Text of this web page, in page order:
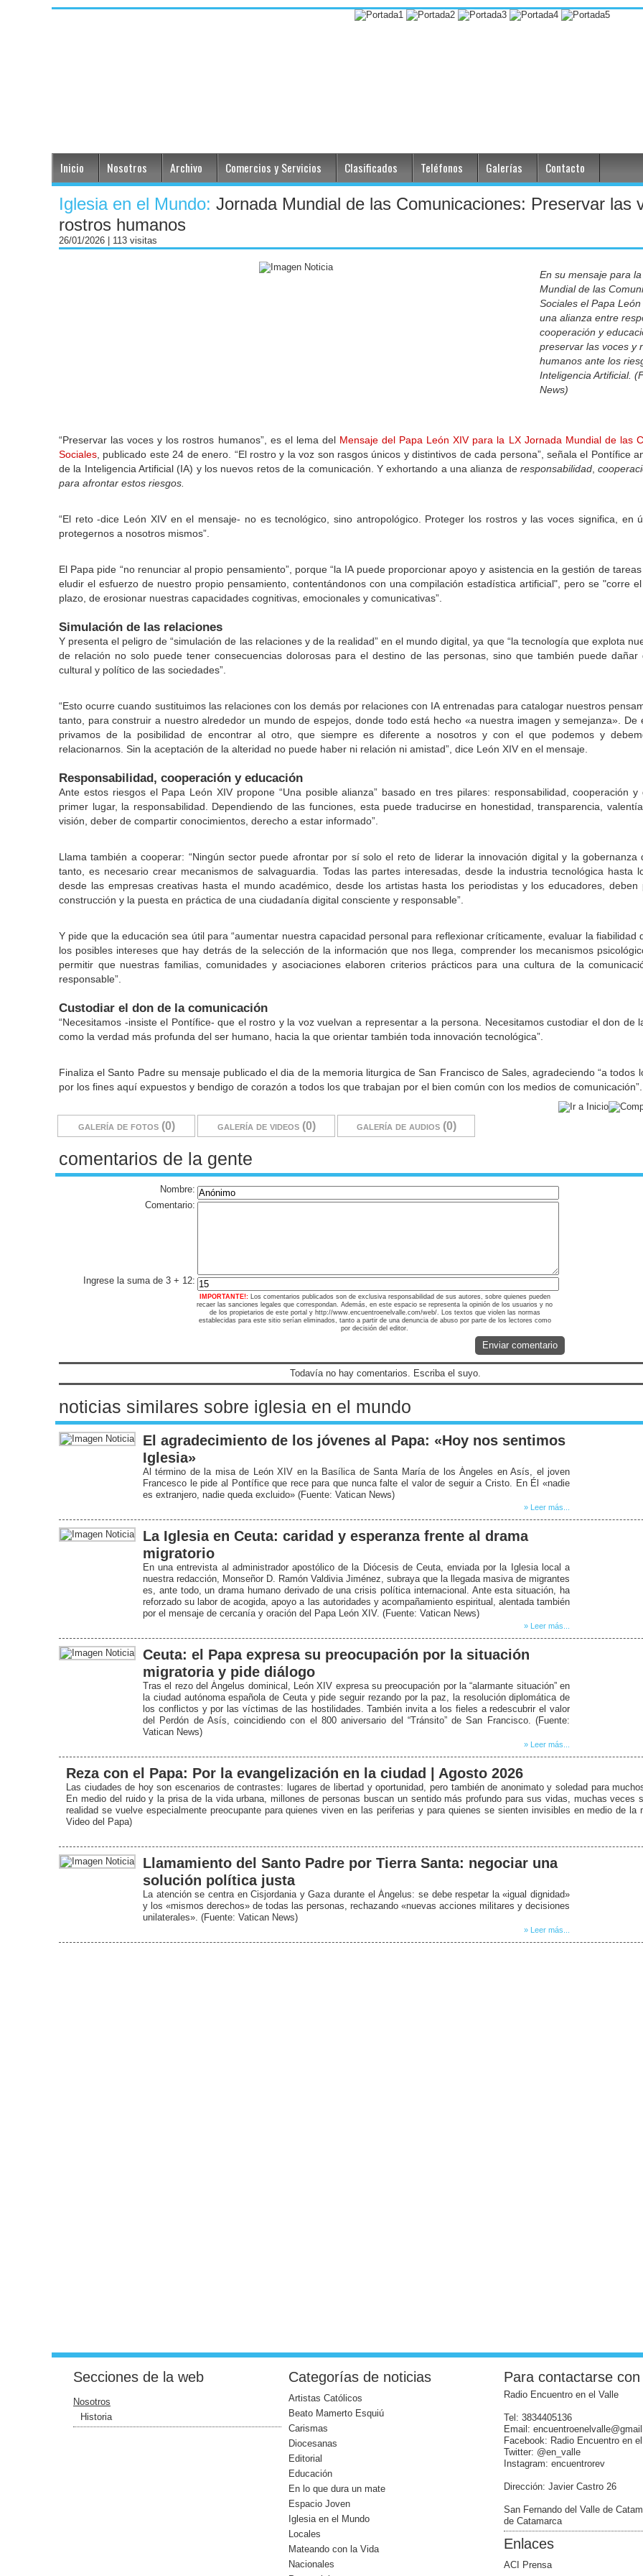
Inicio Nosotros Archivo Comercios y Servicios Clasificados Teléfonos Galerías Contacto
Iglesia en el Mundo: Jornada Mundial de las Comunicaciones: Preservar las
rostros humanos
26/01/2026 | 113 visitas
En su mensaje para
Mundial de las
Sociales el Papa
una alianza entre
cooperación y
preservar las voces y
humanos ante los
Inteligencia Artificial.
News)
“Preservar las voces y los rostros humanos”, es el lema del Mensaje del Papa León XIV para la LX Jornada Mundial de las
Sociales , publicado este 24 de enero. “El rostro y la voz son rasgos únicos y distintivos de cada persona”, señala el Pontífice
de la Inteligencia Artificial (IA) y los nuevos retos de la comunicación. Y exhortando a una alianza de responsabilidad ,
para afrontar estos riesgos.
“El reto -dice León XIV en el mensaje- no es tecnológico, sino antropológico. Proteger los rostros y las voces significa, en
protegernos a nosotros mismos”.
El Papa pide “no renunciar al propio pensamiento”, porque “la IA puede proporcionar apoyo y asistencia en la gestión de tareas
eludir el esfuerzo de nuestro propio pensamiento, contentándonos con una compilación estadística artificial", pero se "corre
plazo, de erosionar nuestras capacidades cognitivas, emocionales y comunicativas”.
Simulación de las relaciones
Y presenta el peligro de “simulación de las relaciones y de la realidad” en el mundo digital, ya que “la tecnología que explota
de relación no solo puede tener consecuencias dolorosas para el destino de las personas, sino que también puede dañar
cultural y político de las sociedades”.
“Esto ocurre cuando sustituimos las relaciones con los demás por relaciones con IA entrenadas para catalogar nuestros
tanto, para construir a nuestro alrededor un mundo de espejos, donde todo está hecho «a nuestra imagen y semejanza». De
privamos de la posibilidad de encontrar al otro, que siempre es diferente a nosotros y con el que podemos y
relacionarnos. Sin la aceptación de la alteridad no puede haber ni relación ni amistad”, dice León XIV en el mensaje.
Responsabilidad, cooperación y educación
Ante estos riesgos el Papa León XIV propone “Una posible alianza” basado en tres pilares: responsabilidad, cooperación y
primer lugar, la responsabilidad. Dependiendo de las funciones, esta puede traducirse en honestidad, transparencia,
visión, deber de compartir conocimientos, derecho a estar informado”.
Llama también a cooperar: “Ningún sector puede afrontar por sí solo el reto de liderar la innovación digital y la gobernanza
tanto, es necesario crear mecanismos de salvaguardia. Todas las partes interesadas, desde la industria tecnológica hasta
desde las empresas creativas hasta el mundo académico, desde los artistas hasta los periodistas y los educadores, deben
construcción y la puesta en práctica de una ciudadanía digital consciente y responsable”.
Y pide que la educación sea útil para “aumentar nuestra capacidad personal para reflexionar críticamente, evaluar la fiabilidad
los posibles intereses que hay detrás de la selección de la información que nos llega, comprender los mecanismos
permitir que nuestras familias, comunidades y asociaciones elaboren criterios prácticos para una cultura de la
responsable”.
Custodiar el don de la comunicación
“Necesitamos -insiste el Pontífice- que el rostro y la voz vuelvan a representar a la persona. Necesitamos custodiar el don de
como la verdad más profunda del ser humano, hacia la que orientar también toda innovación tecnológica”.
Finaliza el Santo Padre su mensaje publicado el dia de la memoria liturgica de San Francisco de Sales, agradeciendo “a todos
por los fines aquí expuestos y bendigo de corazón a todos los que trabajan por el bien común con los medios de comunicación”.
galería de fotos (0) galería de videos (0) galería de audios (0)
comentarios de la gente
Nombre:
Comentario:
Ingrese la suma de 3 + 12:
IMPORTANTE!: Los comentarios publicados son de exclusiva responsabilidad de sus autores, sobre quienes pueden
recaer las sanciones legales que correspondan. Además, en este espacio se representa la opinión de los usuarios y no
de los propietarios de este portal y http://www.encuentroenelvalle.com/web/. Los textos que violen las normas
establecidas para este sitio serían eliminados, tanto a partir de una denuncia de abuso por parte de los lectores como
por decisión del editor.
Enviar comentario
Todavía no hay comentarios. Escriba el suyo.
noticias similares sobre iglesia en el mundo
El agradecimiento de los jóvenes al Papa: «Hoy nos sentimos
Iglesia»
Al término de la misa de León XIV en la Basílica de Santa María de los Ángeles en Asís, el joven
Francesco le pide al Pontífice que rece para que nunca falte el valor de seguir a Cristo. En Él «nadie
es extranjero, nadie queda excluido» (Fuente: Vatican News)
» Leer más...
La Iglesia en Ceuta: caridad y esperanza frente al drama
migratorio
En una entrevista al administrador apostólico de la Diócesis de Ceuta, enviada por la Iglesia local a
nuestra redacción, Monseñor D. Ramón Valdivia Jiménez, subraya que la llegada masiva de migrantes
es, ante todo, un drama humano derivado de una crisis política internacional. Ante esta situación, ha
reforzado su labor de acogida, apoyo a las autoridades y acompañamiento espiritual, alentada también
por el mensaje de cercanía y oración del Papa León XIV. (Fuente: Vatican News)
» Leer más...
Ceuta: el Papa expresa su preocupación por la situación
migratoria y pide diálogo
Tras el rezo del Ángelus dominical, León XIV expresa su preocupación por la “alarmante situación” en
la ciudad autónoma española de Ceuta y pide seguir rezando por la paz, la resolución diplomática de
los conflictos y por las víctimas de las hostilidades. También invita a los fieles a redescubrir el valor
del Perdón de Asís, coincidiendo con el 800 aniversario del “Tránsito” de San Francisco. (Fuente:
Vatican News)
» Leer más...
Reza con el Papa: Por la evangelización en la ciudad | Agosto 2026
Las ciudades de hoy son escenarios de contrastes: lugares de libertad y oportunidad, pero también de anonimato y soledad para
En medio del ruido y la prisa de la vida urbana, millones de personas buscan un sentido más profundo para sus vidas, muchas veces
realidad se vuelve especialmente preocupante para quienes viven en las periferias y para quienes se sienten invisibles en medio de la
Video del Papa)
Llamamiento del Santo Padre por Tierra Santa: negociar una
solución política justa
La atención se centra en Cisjordania y Gaza durante el Ángelus: se debe respetar la «igual dignidad»
y los «mismos derechos» de todas las personas, rechazando «nuevas acciones militares y decisiones
unilaterales». (Fuente: Vatican News)
» Leer más...
Secciones de la web
Nosotros
Historia
Categorías de noticias
Artistas Católicos
Beato Mamerto Esquiú
Carismas
Diocesanas
Editorial
Educación
En lo que dura un mate
Espacio Joven
Iglesia en el Mundo
Locales
Mateando con la Vida
Nacionales
Para contactarse
Radio Encuentro en el Valle
Tel: 3834405136
Email:
Facebook: Radio Encuentro en
Twitter: @en_valle
Instagram: encuentrorev
Dirección: Javier Castro 26
San Fernando del Valle de
de Catamarca
Enlaces
ACI Prensa